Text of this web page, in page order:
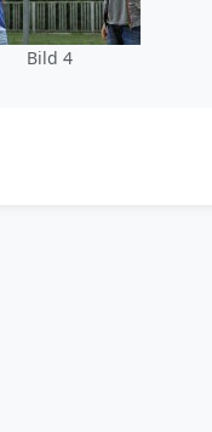
Bild 4